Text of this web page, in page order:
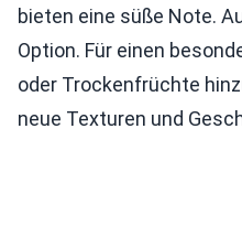
bieten eine süße Note.
Option. Für einen
oder Trockenfrüchte
neue Texturen und